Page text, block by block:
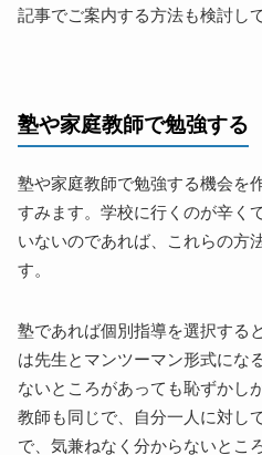
記事でご案内する方法も検討し
塾や家庭教師で勉強する
塾や家庭教師で勉強する機会を
すみます。学校に行くのが辛く
いないのであれば、これらの方
す。
塾であれば個別指導を選択する
は先生とマンツーマン形式にな
ないところがあっても恥ずかし
教師も同じで、自分一人に対し
で、気兼ねなく分からないとこ